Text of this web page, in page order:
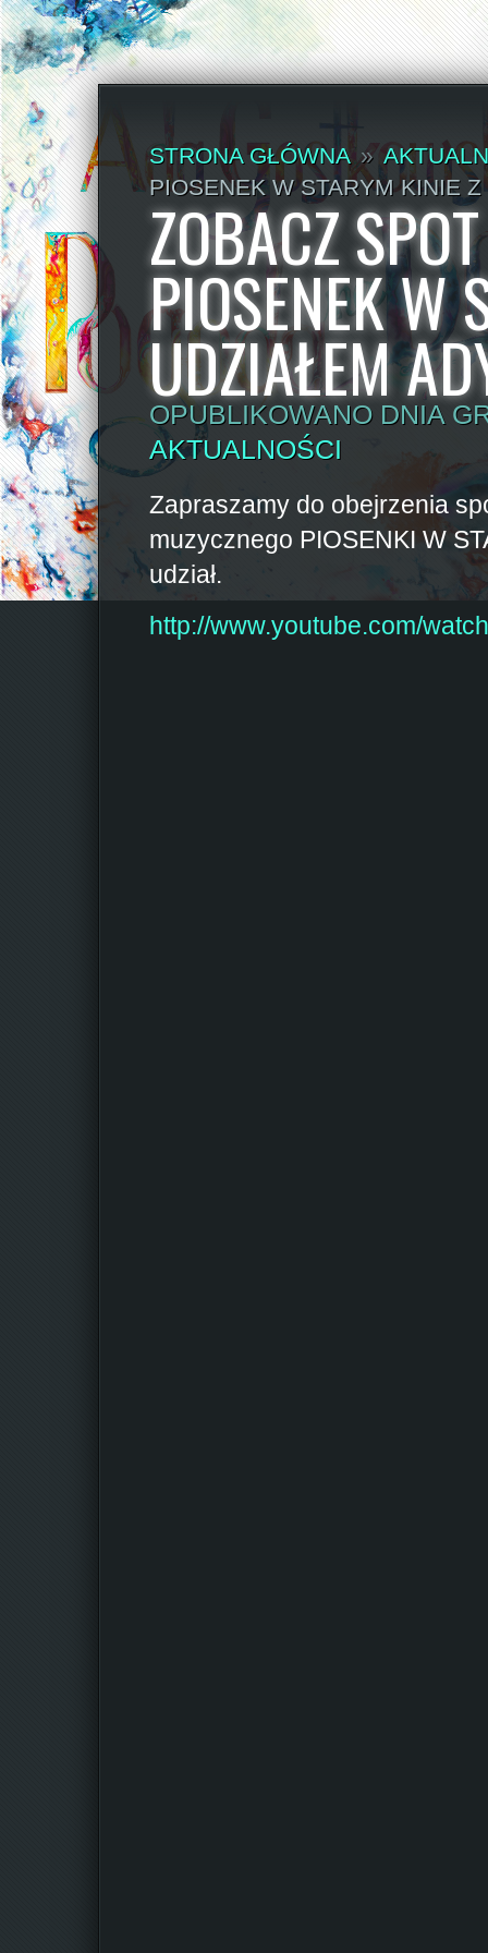
STRONA GŁÓWNA »
PIOSENEK W STARYM KINIE
ZOBACZ
PIOSENEK W
UDZIAŁEM
OPUBLIKOWANO DNIA
AKTUALNOŚCI
Zapraszamy do obejrzenia
muzycznego PIOSENKI W
udział.
http://www.youtube.com/